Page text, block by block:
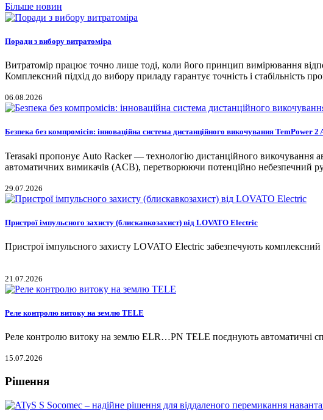
Більше новин
Поради з вибору витратоміра
Витратомір працює точно лише тоді, коли його принцип вимірювання
Комплексний підхід до вибору приладу гарантує точність і стабільність
06.08.2026
Безпека без компромісів: інноваційна система дистанційного викочування TemPower
Terasaki пропонує Auto Racker — технологію дистанційного викочування
автоматичних вимикачів (ACB), перетворюючи потенційно небезпечний
29.07.2026
Пристрої імпульсного захисту (блискавкозахист) від LOVATO Electric
Пристрої імпульсного захисту LOVATO Electric забезпечують
21.07.2026
Реле контролю витоку на землю TELE
Реле контролю витоку на землю ELR…PN TELE поєднують автоматичні
15.07.2026
Рішення